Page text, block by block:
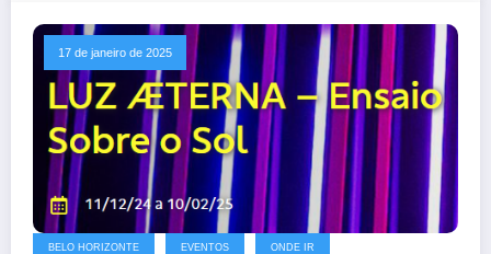
17 de janeiro de 2025
BELO HORIZONTE EVENTOS ONDE IR